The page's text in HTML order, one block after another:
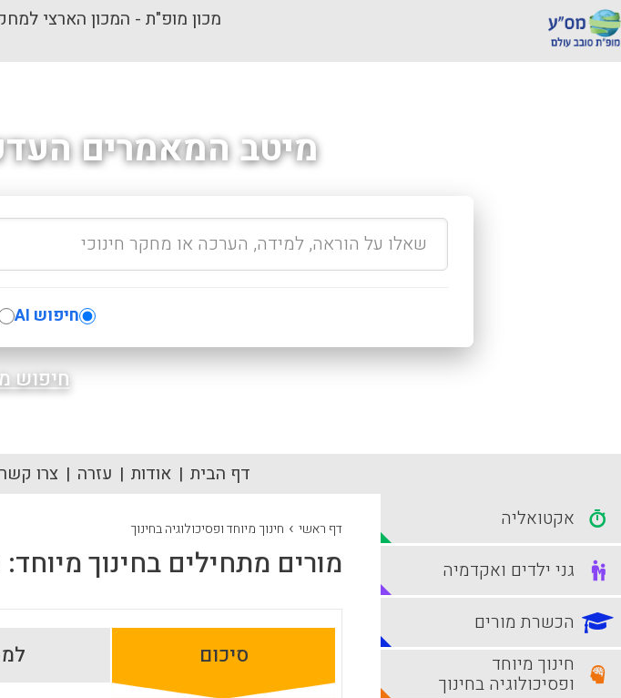
מכון מופ"ת - המכון הארצי
מיטב המאמרים
חיפוש AI
חיפוש
דף הבית אודות עזרה צרו קשר
דף ראשי › חינוך מיוחד ופסיכולוגיה בחינוך
מורים מתחילים בחינוך
סיכום
אקטואליה
גני ילדים ואקדמיה
הכשרת מורים
חינוך מיוחד
ופסיכולוגיה בחינוך